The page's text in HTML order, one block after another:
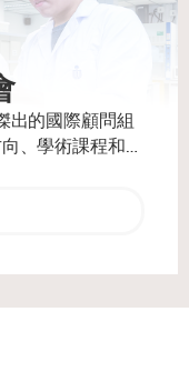
出的國際顧問組
、學術課程和活